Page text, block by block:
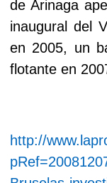
de Arinaga
inaugural del
en 2005, un
flotante en
http://